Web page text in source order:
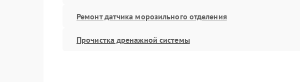
Ремонт датчика морозильного отделения
Прочистка дренажной системы